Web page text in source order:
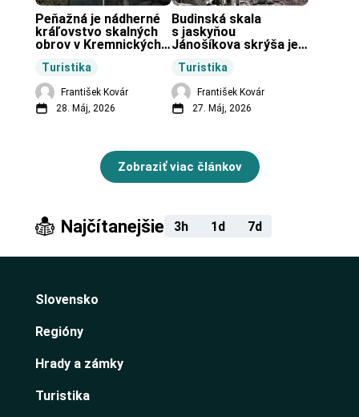
Turistika
Peňažná je nádherné
kráľovstvo skalných
obrov v Kremnických
František Kovár
28. Máj, 2026
Turistika
Budinská skala
s jaskyňou
Jánošíkova skrýša je
obci Budiná.
František Kovár
27. Máj, 2026
Zobraziť viac článkov
Najčítanejšie 3h 1d 7d
Slovensko
Regióny
Hrady a zámky
Turistika